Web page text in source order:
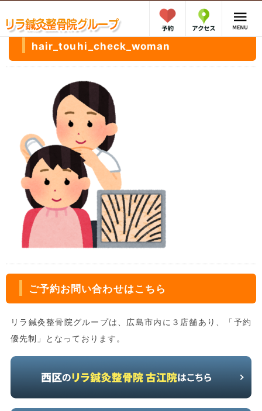
hair_touhi_check_woman
ご予約お問い合わせはこちら
リラ鍼灸整骨院グループは、広島市内に３店舗あり、「予約
優先制」となっております。